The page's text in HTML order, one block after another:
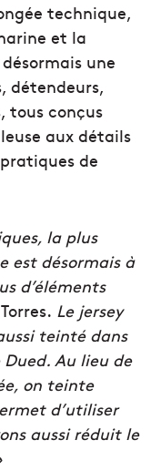
technique,
et la
une
détendeurs,
tous conçus
aux détails
de
la plus
est désormais à
d’éléments
Le jersey
teinté dans
Au lieu de
on teinte
d’utiliser
aussi réduit le